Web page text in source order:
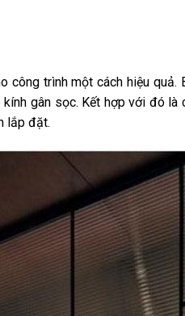
công trình một cách hiệu
gân sọc. Kết hợp với đó là
lắp đặt.